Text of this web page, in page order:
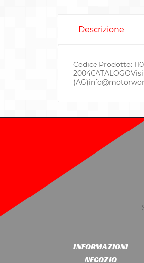
Descrizione
Codice Prodotto:
(AG)
INFORMAZIONI
NEGOZIO